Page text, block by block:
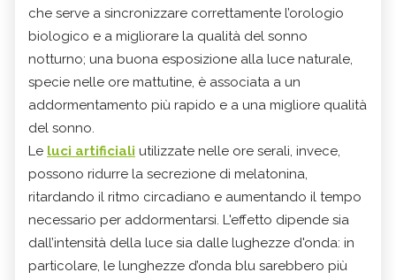
che serve a sincronizzare correttamente l’orologio
biologico e a migliorare la qualità del sonno
notturno; una buona esposizione alla luce naturale,
specie nelle ore mattutine, è associata a un
addormentamento più rapido e a una migliore qualità
del sonno.
Le luci artificiali utilizzate nelle ore serali, invece,
possono ridurre la secrezione di melatonina,
ritardando il ritmo circadiano e aumentando il tempo
necessario per addormentarsi. L'effetto dipende sia
dall’intensità della luce sia dalle lughezze d'onda: in
particolare, le lunghezze d’onda blu sarebbero più